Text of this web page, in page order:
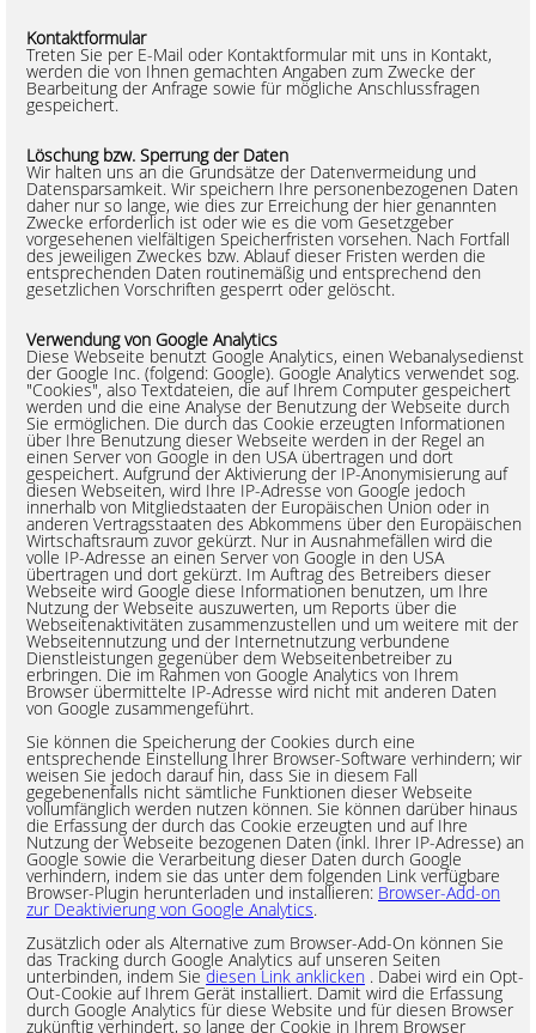
Kontaktformular
Treten Sie per E-Mail oder Kontaktformular mit uns in Kontakt,
werden die von Ihnen gemachten Angaben zum Zwecke der
Bearbeitung der Anfrage sowie für mögliche Anschlussfragen
gespeichert.
Löschung bzw. Sperrung der Daten
Wir halten uns an die Grundsätze der Datenvermeidung und
Datensparsamkeit. Wir speichern Ihre personenbezogenen Daten
daher nur so lange, wie dies zur Erreichung der hier genannten
Zwecke erforderlich ist oder wie es die vom Gesetzgeber
vorgesehenen vielfältigen Speicherfristen vorsehen. Nach Fortfall
des jeweiligen Zweckes bzw. Ablauf dieser Fristen werden die
entsprechenden Daten routinemäßig und entsprechend den
gesetzlichen Vorschriften gesperrt oder gelöscht.
Verwendung von Google Analytics
Diese Webseite benutzt Google Analytics, einen Webanalysedienst
der Google Inc. (folgend: Google). Google Analytics verwendet sog.
"Cookies", also Textdateien, die auf Ihrem Computer gespeichert
werden und die eine Analyse der Benutzung der Webseite durch
Sie ermöglichen. Die durch das Cookie erzeugten Informationen
über Ihre Benutzung dieser Webseite werden in der Regel an
einen Server von Google in den USA übertragen und dort
gespeichert. Aufgrund der Aktivierung der IP-Anonymisierung auf
diesen Webseiten, wird Ihre IP-Adresse von Google jedoch
innerhalb von Mitgliedstaaten der Europäischen Union oder in
anderen Vertragsstaaten des Abkommens über den Europäischen
Wirtschaftsraum zuvor gekürzt. Nur in Ausnahmefällen wird die
volle IP-Adresse an einen Server von Google in den USA
übertragen und dort gekürzt. Im Auftrag des Betreibers dieser
Webseite wird Google diese Informationen benutzen, um Ihre
Nutzung der Webseite auszuwerten, um Reports über die
Webseitenaktivitäten zusammenzustellen und um weitere mit der
Webseitennutzung und der Internetnutzung verbundene
Dienstleistungen gegenüber dem Webseitenbetreiber zu
erbringen. Die im Rahmen von Google Analytics von Ihrem
Browser übermittelte IP-Adresse wird nicht mit anderen Daten
von Google zusammengeführt.
Sie können die Speicherung der Cookies durch eine
entsprechende Einstellung Ihrer Browser-Software verhindern; wir
weisen Sie jedoch darauf hin, dass Sie in diesem Fall
gegebenenfalls nicht sämtliche Funktionen dieser Webseite
vollumfänglich werden nutzen können. Sie können darüber hinaus
die Erfassung der durch das Cookie erzeugten und auf Ihre
Nutzung der Webseite bezogenen Daten (inkl. Ihrer IP-Adresse) an
Google sowie die Verarbeitung dieser Daten durch Google
verhindern, indem sie das unter dem folgenden Link verfügbare
Browser-Plugin herunterladen und installieren: Browser-Add-on
zur Deaktivierung von Google Analytics.
Zusätzlich oder als Alternative zum Browser-Add-On können Sie
das Tracking durch Google Analytics auf unseren Seiten
unterbinden, indem Siediesen Link anklicken . Dabei wird ein Opt-
Out-Cookie auf Ihrem Gerät installiert. Damit wird die Erfassung
durch Google Analytics für diese Website und für diesen Browser
zukünftig verhindert, so lange der Cookie in Ihrem Browser